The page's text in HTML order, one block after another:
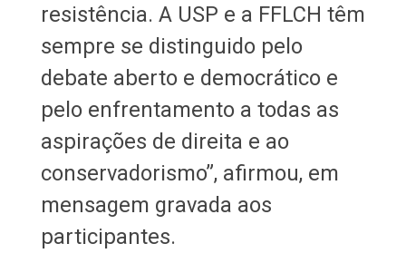
resistência. A USP e a FFLCH têm
sempre se distinguido pelo
debate aberto e democrático e
pelo enfrentamento a todas as
aspirações de direita e ao
conservadorismo”, afirmou, em
mensagem gravada aos
participantes.